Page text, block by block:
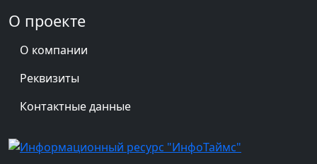
О проекте
О компании
Реквизиты
Контактные данные